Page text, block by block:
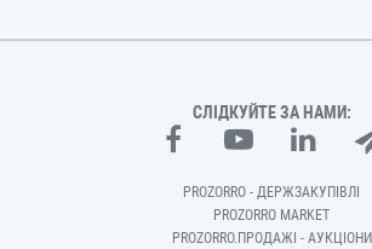
СЛІДКУЙТЕ ЗА НАМИ:
PROZORRO - ДЕРЖЗАКУПІВЛІ
PROZORRO MARKET
PROZORRO.ПРОДАЖІ - АУКЦІОНИ